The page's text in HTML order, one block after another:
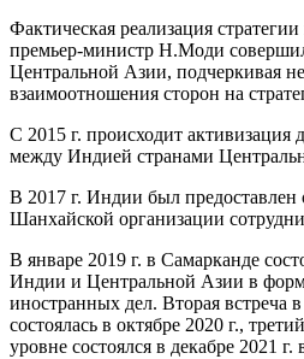
Фактическая реализация стратегии
премьер-министр Н.Моди
Центральной Азии, подчеркивая
взаимоотношения сторон на
С 2015 г. происходит активизация
между Индией странами
В 2017 г. Индии был предоставлен
Шанхайской организации
В январе 2019 г. в Самарканде
Индии и Центральной Азии в
иностранных дел. Вторая встреча
состоялась в октябре 2020 г.,
уровне состоялся в декабре 2021